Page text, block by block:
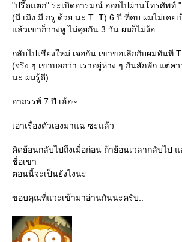
"ปรี๊ดแตก" ระเบิดอารมณ์ ออกไปผ่านโทรศัพท์
(มี เมิง มี กรู ด้วย นะ T_T) 6 ปี ที่คบ ผมไม่เค
ล้วเขาก็วางหู ไม่คุยกัน 3 วัน ผมก็ไม่ง้อ
กลับไปเชียงใหม่ เจอกัน เขาขอเลิกกับผมทันที
(จริง ๆ เขาบอกว่า เราอยู่ห่าง ๆ กันสักพัก แต่ค
นะ ผมรู้ดี)
อาถรรพ์ 7 ปี เฮ้อ~
เอาเรื่องตัวเองมาแฉ ซะแล้ว
คิดย้อนกลับไปถึงเมื่อก่อน ถ้าย้อนเวลากลับไป
ชื่อเขา
ตอนนี้จะเป็นยังไงนะ
ขอบคุณที่แวะเข้ามาอ่านกันนะครับ..